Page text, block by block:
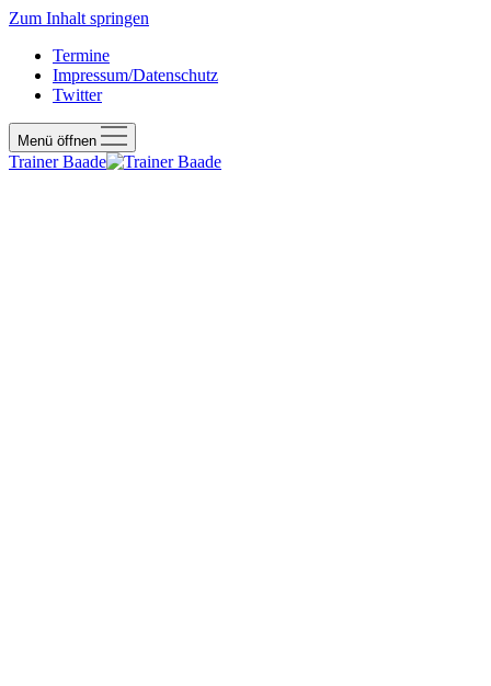
Zum Inhalt springen
Termine
Impressum/Datenschutz
Twitter
Menü öffnen
Trainer Baade